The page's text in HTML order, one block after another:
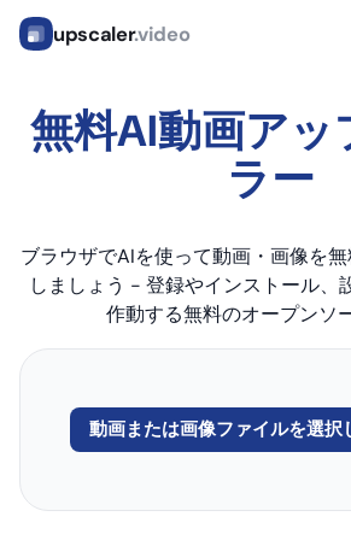
upscaler.video
無料AI動画アッ
ラー
ブラウザでAIを使って動画・画像を
しましょう - 登録やインストール、
作動する無料のオープンソ
動画または画像ファイルを選択